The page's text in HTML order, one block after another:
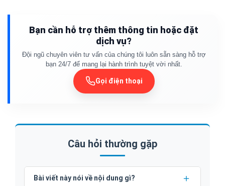
Bạn cần hỗ trợ thêm thông tin hoặc đặt
dịch vụ?
Đội ngũ chuyên viên tư vấn của chúng tôi luôn sẵn sàng hỗ trợ
bạn 24/7 để mang lại hành trình tuyệt vời nhất.
Gọi điện thoại
Câu hỏi thường gặp
Bài viết này nói về nội dung gì?